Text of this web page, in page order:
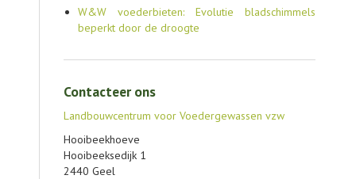
W&W voederbieten: Evolutie bladschimmels
beperkt door de droogte
Contacteer ons
Landbouwcentrum voor Voedergewassen vzw
Hooibeekhoeve
Hooibeeksedijk 1
2440 Geel